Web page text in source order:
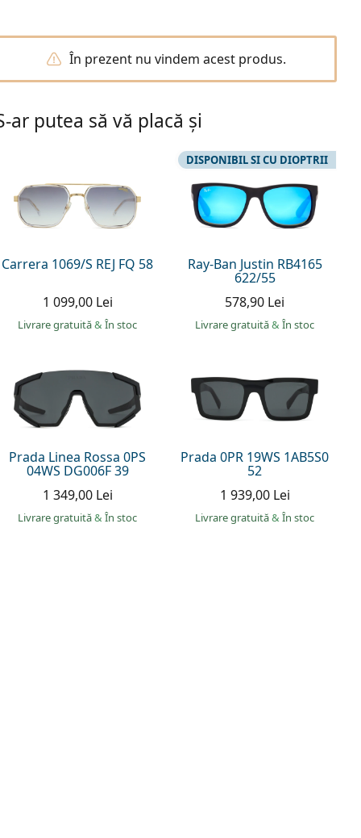
În prezent nu vindem acest produs.
ar putea să vă placă și
Carrera 1069/S REJ FQ 58
1 099,00 Lei
Livrare gratuită& În stoc
Ray-Ban Justin RB4165
622/55
DISPONIBIL SI CU DIOPTRII
578,90 Lei
Livrare gratuită& În stoc
Prada Linea Rossa 0PS
04WS DG006F 39
1 349,00 Lei
Livrare gratuită& În stoc
Prada 0PR 19WS 1AB5S0
52
1 939,00 Lei
Livrare gratuită& În stoc